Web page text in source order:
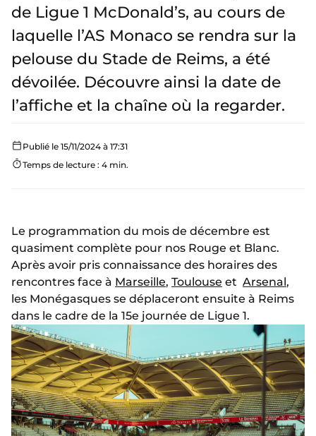
de Ligue 1 McDonald’s, au cours de
laquelle l’AS Monaco se rendra sur la
pelouse du Stade de Reims, a été
dévoilée. Découvre ainsi la date de
l’affiche et la chaîne où la regarder.
Publié le 15/11/2024 à 17:31
Temps de lecture : 4 min.
Le programmation du mois de décembre est
quasiment complète pour nos Rouge et Blanc.
Après avoir pris connaissance des horaires des
rencontres face à Marseille, Toulouse et Arsenal,
les Monégasques se déplaceront ensuite à Reims
dans le cadre de la 15e journée de Ligue 1.